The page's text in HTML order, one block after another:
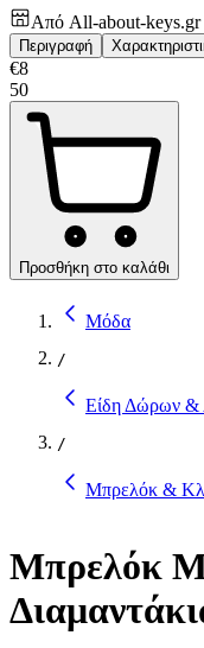
Από All-about-keys.gr
Περιγραφή
€8
50
Προσθήκη στο καλάθι
Μόδα
/
Είδη Δώρων &
/
Μπρελόκ &
Μπρελόκ